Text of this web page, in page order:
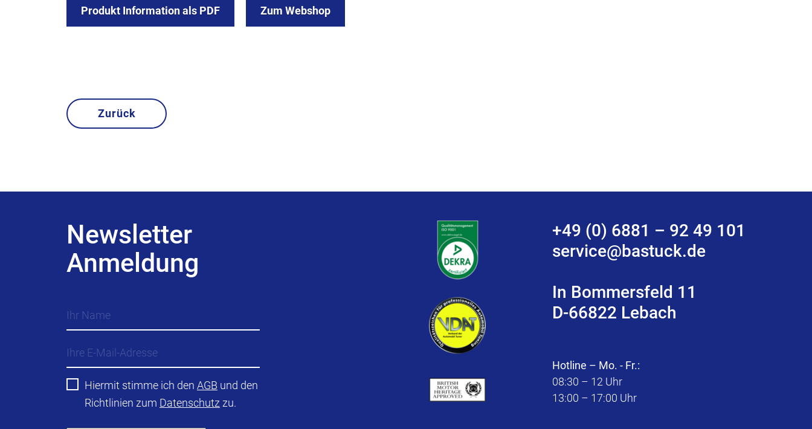
Produkt Information als PDF Zum Webshop
Zurück
Newsletter
Anmeldung
Hiermit stimme ich den AGB und den
Richtlinien zum Datenschutz zu.
+49 (0) 6881 – 92 49 101
service@bastuck.de
In Bommersfeld 11
D-66822 Lebach
Hotline – Mo. - Fr.:
08:30 – 12 Uhr
13:00 – 17:00 Uhr